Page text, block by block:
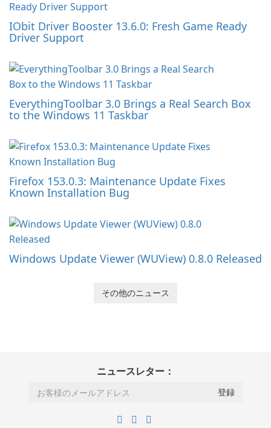
IObit Driver Booster 13.6.0: Fresh Game Ready
Driver Support
EverythingToolbar 3.0 Brings a Real Search Box
to the Windows 11 Taskbar
Firefox 153.0.3: Maintenance Update Fixes
Known Installation Bug
Windows Update Viewer (WUView) 0.8.0 Released
その他のニュース
ニュースレター：